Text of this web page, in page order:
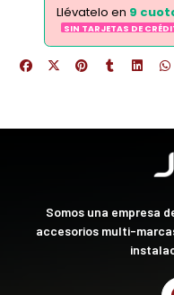
Llévatelo en 9
SIN TARJETAS DE
Somos una empresa
accesorios multi-